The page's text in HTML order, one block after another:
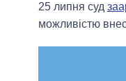
25 липня суд
можливістю